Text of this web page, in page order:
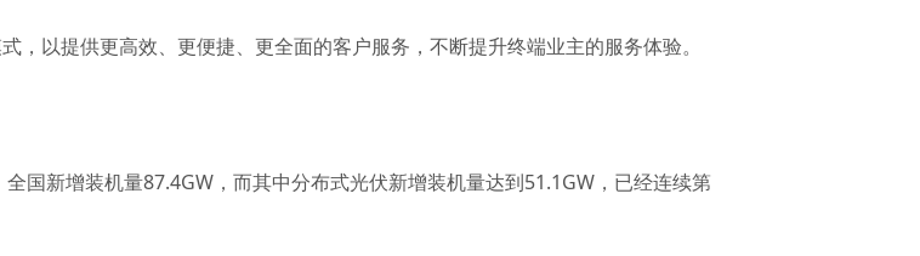
以提供更高效、更便捷、更全面的客户服务，不断提升终端业主的服务体验。
国新增装机量87.4GW，而其中分布式光伏新增装机量达到51.1GW，已经连续第